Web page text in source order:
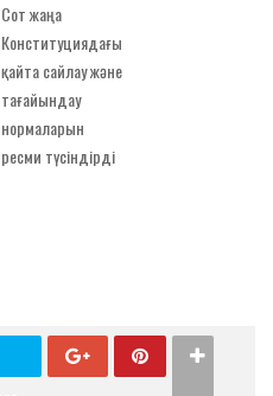
Сот жаңа
Конституциядағы
қайта сайлау және
тағайындау
нормаларын
ресми түсіндірді